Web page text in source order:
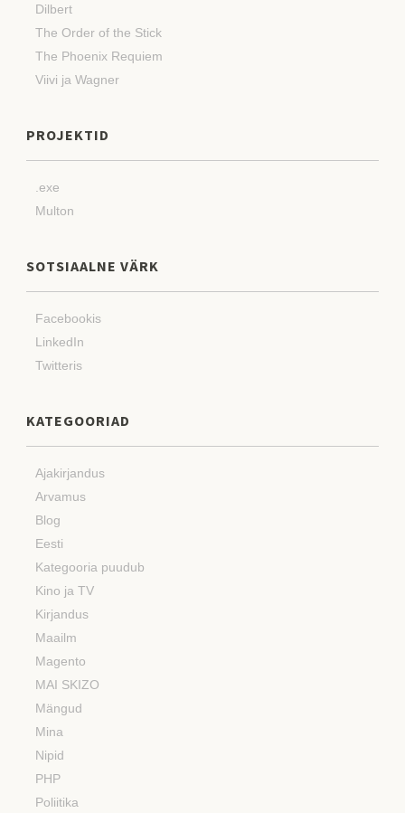
Dilbert
The Order of the Stick
The Phoenix Requiem
Viivi ja Wagner
PROJEKTID
.exe
Multon
SOTSIAALNE VÄRK
Facebookis
LinkedIn
Twitteris
KATEGOORIAD
Ajakirjandus
Arvamus
Blog
Eesti
Kategooria puudub
Kino ja TV
Kirjandus
Maailm
Magento
MAI SKIZO
Mängud
Mina
Nipid
PHP
Poliitika